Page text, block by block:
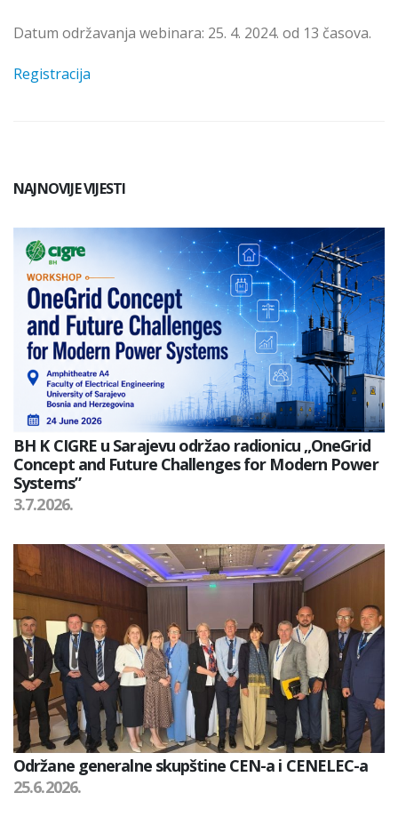
Datum održavanja webinara: 25. 4. 2024. od 13 časova.
Registracija
NAJNOVIJE VIJESTI
BH K CIGRE u Sarajevu održao radionicu „OneGrid
Concept and Future Challenges for Modern Power
Systems”
3.7.2026.
Održane generalne skupštine CEN-a i CENELEC-a
25.6.2026.